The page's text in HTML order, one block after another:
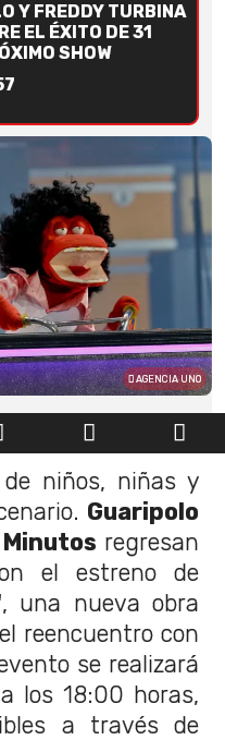
Y FREDDY TURBINA
EL ÉXITO DE 31
SHOW
AGENCIA UNO
niños, niñas y
Guaripolo
Minutos regresan
el estreno de
, una nueva obra
reencuentro con
se realizará
los 18:00 horas,
a través de